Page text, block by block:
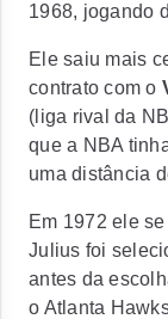
1968, jogando
Ele saiu mais
contrato com o
(liga rival da
que a NBA
uma distância
Em 1972 ele
Julius foi
antes da
o Atlanta